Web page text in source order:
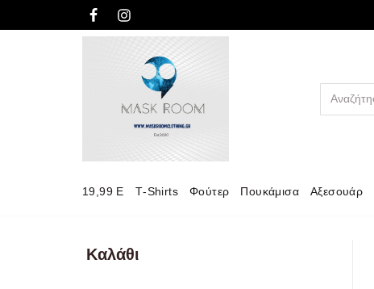
Μεταπηδήστε
19,99 E Τ-Shirts Φούτερ Πουκάμισα Αξεσουάρ
Καλάθι